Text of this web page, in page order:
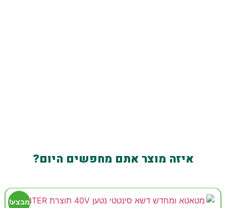
איזה מוצר אתם מחפשים היום?
מבצע!